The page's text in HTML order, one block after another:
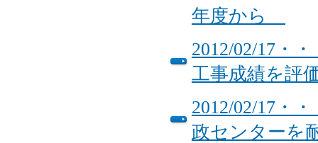
年度から
2012/02/17・
工事成績を
2012/02/17・
政センターを